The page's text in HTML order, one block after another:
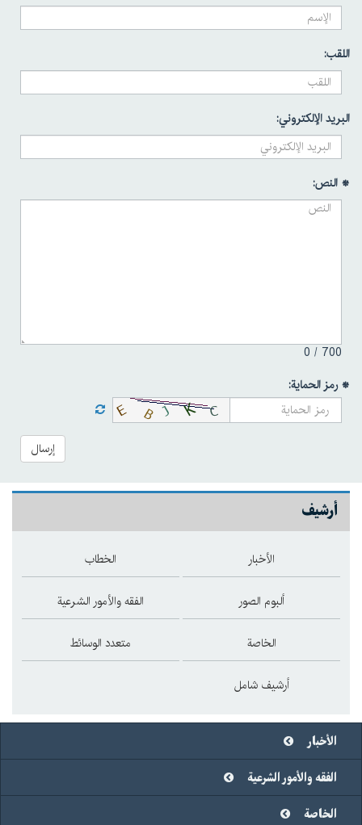
اللقب:
البريد الإلكتروني:
* النص:
700 /
0
* رمز الحماية:
إرسال
أرشيف
الأخبار الخطاب
ألبوم الصور الفقه والأمور الشرعية
الخاصة متعدد الوسائط
أرشيف شامل
الأخبار
الفقه والأمور الشرعية
الخاصة